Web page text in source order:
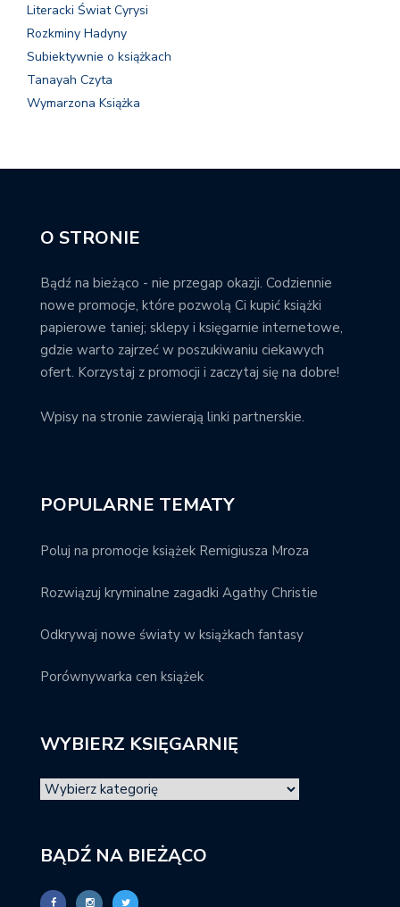
Literacki Świat Cyrysi
Rozkminy Hadyny
Subiektywnie o książkach
Tanayah Czyta
Wymarzona Książka
O STRONIE
Bądź na bieżąco - nie przegap okazji. Codziennie
nowe promocje, które pozwolą Ci kupić książki
papierowe taniej; sklepy i księgarnie internetowe,
gdzie warto zajrzeć w poszukiwaniu ciekawych
ofert. Korzystaj z promocji i zaczytaj się na dobre!
Wpisy na stronie zawierają linki partnerskie.
POPULARNE TEMATY
Poluj na promocje książek Remigiusza Mroza
Rozwiązuj kryminalne zagadki Agathy Christie
Odkrywaj nowe światy w książkach fantasy
Porównywarka cen książek
WYBIERZ KSIĘGARNIĘ
BĄDŹ NA BIEŻĄCO